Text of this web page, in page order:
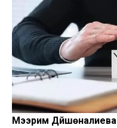
Мээрим Дүйшөналиева